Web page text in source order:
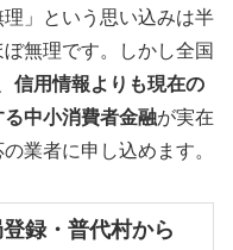
理」という思い込みは半
無理です。しかし全国
信用情報よりも現在の
中小消費者金融が実在
業者に申し込めます。
録・普代村から